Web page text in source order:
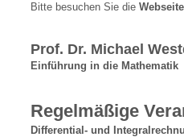
Bitte besuchen Sie die
Prof. Dr. Michael
Einführung in die Mathematik
Regelmäßige
Differential- und